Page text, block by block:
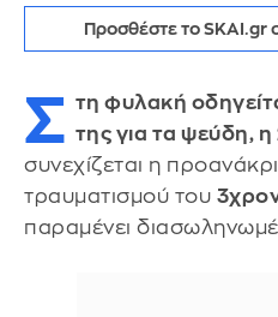
Προσθέστε το SKAI.gr
Σ τη φυλακή
της για τα ψεύδη,
συνεχίζεται η
τραυματισμού του
παραμένει